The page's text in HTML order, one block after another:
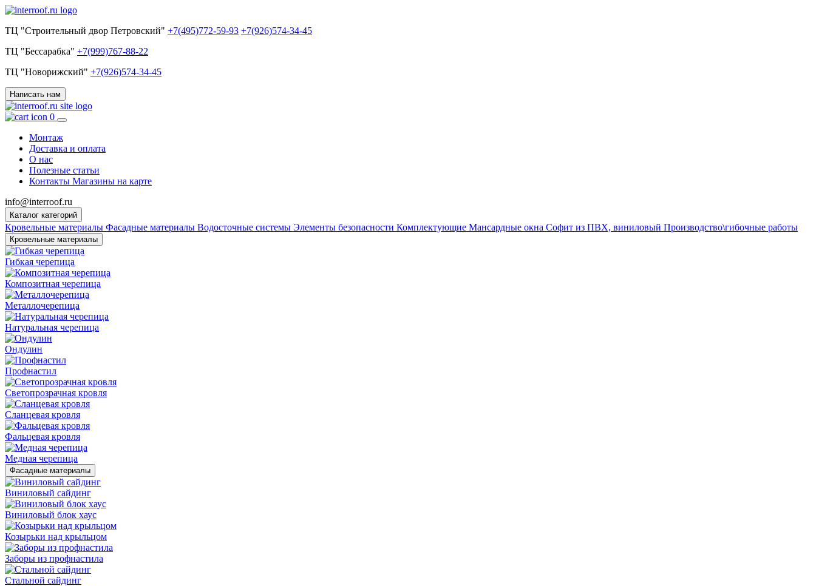
ТЦ "Строительный двор Петровский" +7(495)772-59-93 +7(926)574-34-45
ТЦ "Бессарабка" +7(999)767-88-22
ТЦ "Новорижский" +7(926)574-34-45
Написать нам
0
Монтаж
Доставка и оплата
О нас
Полезные статьи
Контакты Магазины на карте
info@interroof.ru
Каталог категорий
Кровельные материалы Фасадные материалы Водосточные системы Элементы безопасности Комплектующие Мансардные окна Софит из ПВХ, виниловый Производство\гибочные работы
Кровельные материалы
Гибкая черепица
Композитная черепица
Металлочерепица
Натуральная черепица
Ондулин
Профнастил
Светопрозрачная кровля
Сланцевая кровля
Фальцевая кровля
Медная черепица
Фасадные материалы
Виниловый сайдинг
Виниловый блок хаус
Козырьки над крыльцом
Заборы из профнастила
Стальной сайдинг